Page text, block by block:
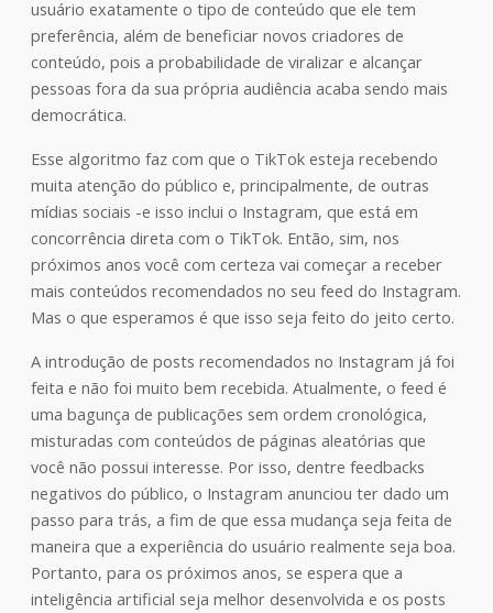
usuário exatamente o tipo de conteúdo que ele tem
preferência, além de beneficiar novos criadores de
conteúdo, pois a probabilidade de viralizar e alcançar
pessoas fora da sua própria audiência acaba sendo mais
democrática.
Esse algoritmo faz com que o TikTok esteja recebendo
muita atenção do público e, principalmente, de outras
mídias sociais -e isso inclui o Instagram, que está em
concorrência direta com o TikTok. Então, sim, nos
próximos anos você com certeza vai começar a receber
mais conteúdos recomendados no seu feed do Instagram.
Mas o que esperamos é que isso seja feito do jeito certo.
A introdução de posts recomendados no Instagram já foi
feita e não foi muito bem recebida. Atualmente, o feed é
uma bagunça de publicações sem ordem cronológica,
misturadas com conteúdos de páginas aleatórias que
você não possui interesse. Por isso, dentre feedbacks
negativos do público, o Instagram anunciou ter dado um
passo para trás, a fim de que essa mudança seja feita de
maneira que a experiência do usuário realmente seja boa.
Portanto, para os próximos anos, se espera que a
inteligência artificial seja melhor desenvolvida e os posts